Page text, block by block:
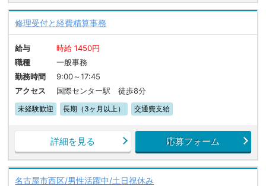
修理受付と経費精算事務
給与
時給 1450円
職種
一般事務
勤務時間
9:00～17:45
アクセス
国際センター駅 徒歩8分
未経験歓迎 長期（3ヶ月以上） 交通費支給
詳細を見る 応募フォーム
名古屋市西区/男性活躍中/土日祝休み